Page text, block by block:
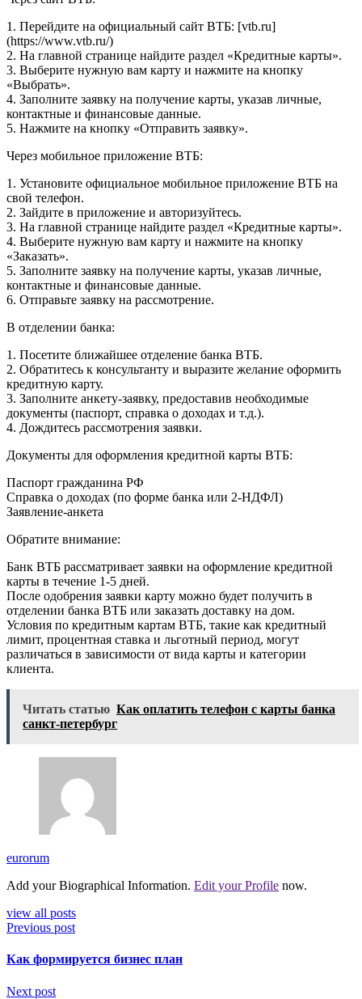
1. Перейдите на официальный сайт ВТБ: [vtb.ru]
(https://www.vtb.ru/)
2. На главной странице найдите раздел «Кредитные карты».
3. Выберите нужную вам карту и нажмите на кнопку
«Выбрать».
4. Заполните заявку на получение карты, указав личные,
контактные и финансовые данные.
5. Нажмите на кнопку «Отправить заявку».
Через мобильное приложение ВТБ:
1. Установите официальное мобильное приложение ВТБ на
свой телефон.
2. Зайдите в приложение и авторизуйтесь.
3. На главной странице найдите раздел «Кредитные карты».
4. Выберите нужную вам карту и нажмите на кнопку
«Заказать».
5. Заполните заявку на получение карты, указав личные,
контактные и финансовые данные.
6. Отправьте заявку на рассмотрение.
В отделении банка:
1. Посетите ближайшее отделение банка ВТБ.
2. Обратитесь к консультанту и выразите желание оформить
кредитную карту.
3. Заполните анкету-заявку, предоставив необходимые
документы (паспорт, справка о доходах и т.д.).
4. Дождитесь рассмотрения заявки.
Документы для оформления кредитной карты ВТБ:
Паспорт гражданина РФ
Справка о доходах (по форме банка или 2-НДФЛ)
Заявление-анкета
Обратите внимание:
Банк ВТБ рассматривает заявки на оформление кредитной
карты в течение 1-5 дней.
После одобрения заявки карту можно будет получить в
отделении банка ВТБ или заказать доставку на дом.
Условия по кредитным картам ВТБ, такие как кредитный
лимит, процентная ставка и льготный период, могут
различаться в зависимости от вида карты и категории
клиента.
Читать статью Как оплатить телефон с карты банка
санкт-петербург
eurorum
Add your Biographical Information. Edit your Profile now.
view all posts
Previous post
Как формируется бизнес план
Next post